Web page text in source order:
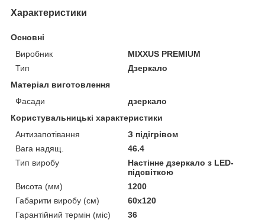
Характеристики
Основні
Виробник
MIXXUS PREMIUM
Тип
Дзеркало
Матеріал виготовлення
Фасади
дзеркало
Користувальницькі характеристики
Антизапотівання
З підігрівом
Вага надящ.
46.4
Тип виробу
Настінне дзеркало з LED-
підсвіткою
Висота (мм)
1200
Габарити виробу (см)
60x120
Гарантійний термін (міс)
36